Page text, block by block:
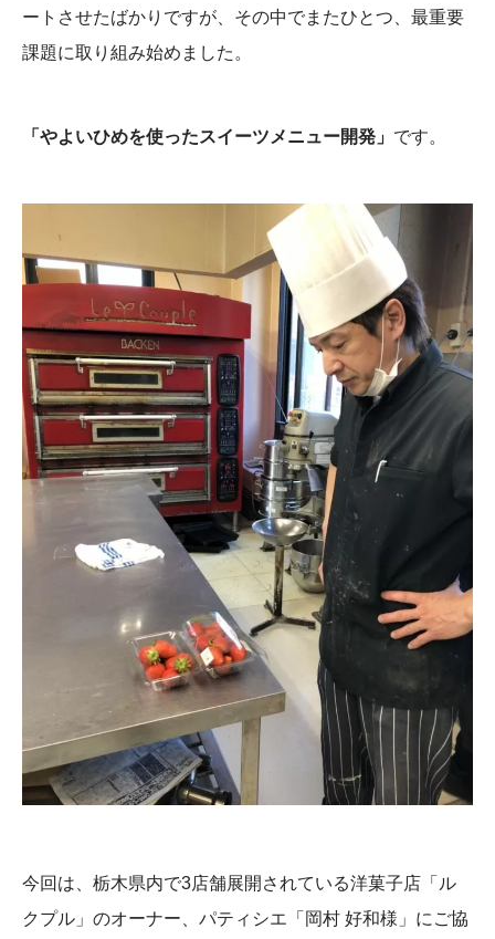
ートさせたばかりですが、その中でまたひとつ、最重要
課題に取り組み始めました。
「やよいひめを使ったスイーツメニュー開発」 です。
今回は、栃木県内で3店舗展開されている洋菓子店「ル
クプル」のオーナー、パティシエ「岡村 好和様」にご協